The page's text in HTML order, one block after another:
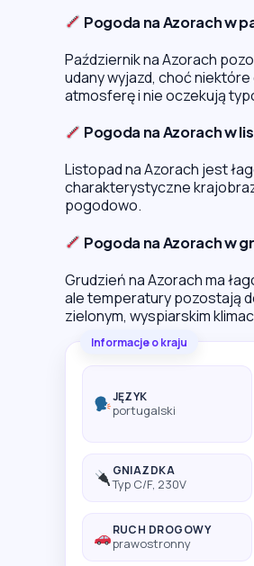
Pogoda na Azorach w
Październik na Azorach
udany wyjazd, choć
atmosferę i nie oczekują
Pogoda na Azorach w
Listopad na Azorach jest
charakterystyczne
pogodowo.
Pogoda na Azorach w
Grudzień na Azorach ma
ale temperatury pozostają
zielonym, wyspiarskim
Informacje o kraju
JĘZYK
portugalski
GNIAZDKA
Typ C/F, 230V
RUCH DROGOWY
prawostronny